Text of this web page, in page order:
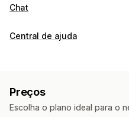
Chat
Mensagens em tempo real
Em vários idiomas
Notificações push
Central de ajuda
Redes sociais
Formulário de contato
Preços
Escolha o plano ideal para o